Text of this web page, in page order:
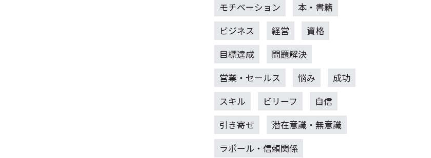
モチベーション
本・書籍
ビジネス
経営
資格
目標達成
問題解決
営業・セールス
悩み
成功
スキル
ビリーフ
自信
引き寄せ
潜在意識・無意識
ラポール・信頼関係